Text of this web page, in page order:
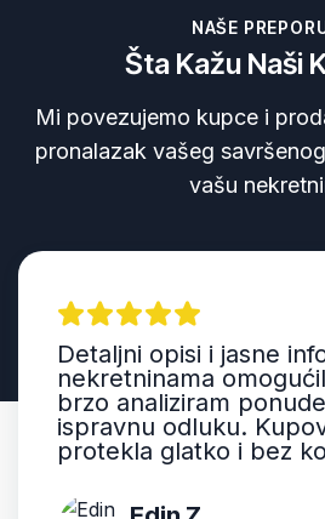
NAŠE
Šta Kažu Naši
Mi povezujemo kupce i
pronalazak vašeg
vašu
Detaljni opisi i jasne
nekretninama
brzo analiziram
ispravnu odluku.
protekla glatko i bez